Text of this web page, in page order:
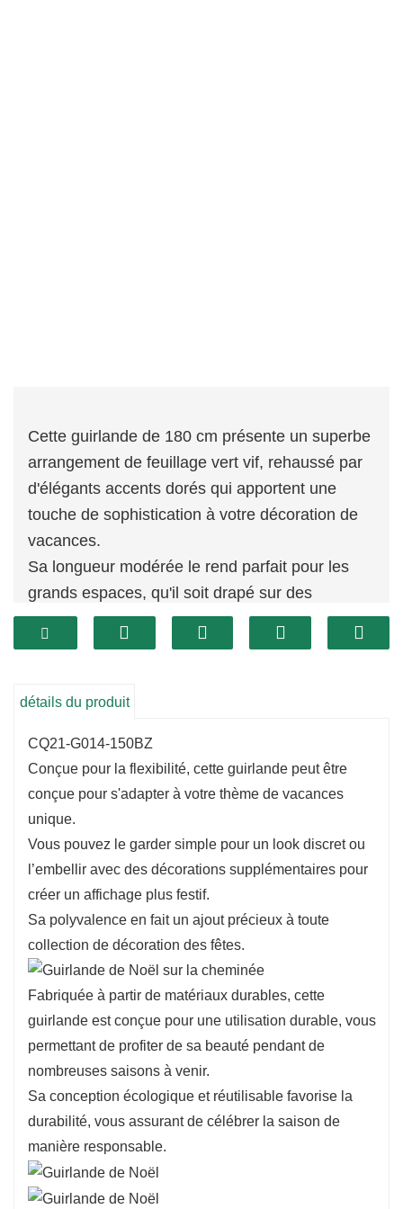
Cette guirlande de 180 cm présente un superbe
arrangement de feuillage vert vif, rehaussé par
d'élégants accents dorés qui apportent une
touche de sophistication à votre décoration de
vacances.
Sa longueur modérée le rend parfait pour les
grands espaces, qu'il soit drapé sur des
manteaux de cheminée, enroulé autour de
rampes ou utilisé dans des présentoirs de
La combinaison de verdure riche et d’or crée
dans votre maison.
détails du produit
CQ21-G014-150BZ
Conçue pour la flexibilité, cette guirlande peut être
conçue pour s'adapter à votre thème de vacances
unique.
Vous pouvez le garder simple pour un look discret ou
l’embellir avec des décorations supplémentaires pour
créer un affichage plus festif.
Sa polyvalence en fait un ajout précieux à toute
collection de décoration des fêtes.
Fabriquée à partir de matériaux durables, cette
guirlande est conçue pour une utilisation durable, vous
permettant de profiter de sa beauté pendant de
nombreuses saisons à venir.
Sa conception écologique et réutilisable favorise la
durabilité, vous assurant de célébrer la saison de
manière responsable.